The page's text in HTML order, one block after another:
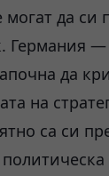
да си
Германия —
да
на
са си